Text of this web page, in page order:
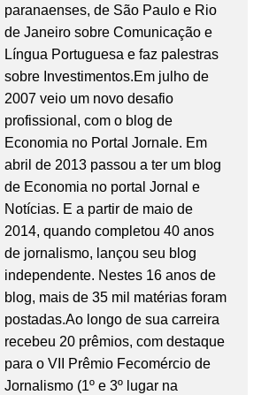
paranaenses, de São Paulo e Rio
de Janeiro sobre Comunicação e
Língua Portuguesa e faz palestras
sobre Investimentos.Em julho de
2007 veio um novo desafio
profissional, com o blog de
Economia no Portal Jornale. Em
abril de 2013 passou a ter um blog
de Economia no portal Jornal e
Notícias. E a partir de maio de
2014, quando completou 40 anos
de jornalismo, lançou seu blog
independente. Nestes 16 anos de
blog, mais de 35 mil matérias foram
postadas.Ao longo de sua carreira
recebeu 20 prêmios, com destaque
para o VII Prêmio Fecomércio de
Jornalismo (1º e 3º lugar na